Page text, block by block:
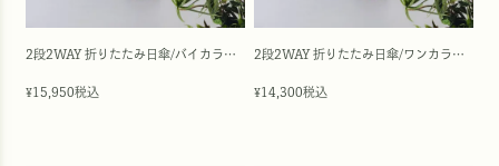
2段2WAY 折りたたみ日傘/バイカラー(50cm)
¥15,950税込
2段2WAY 折りたたみ日傘/ワンカラー(50cm)
¥14,300税込